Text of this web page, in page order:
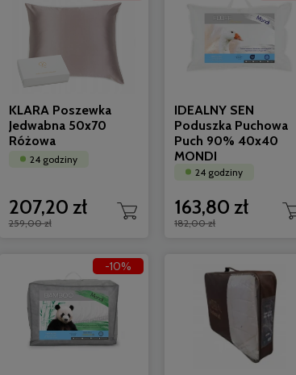
IDEALNY SEN Kołdra Alpaka 140x200
Całoroczna MONDI
24 godziny
590,00 zł
KLARA Poszewka
Jedwabna 50x70
Różowa
24 godziny
207,20 zł
259,00 zł
IDEALNY SEN
Poduszka Puchowa
Puch 90% 40x40
MONDI
24 godziny
163,80 zł
182,00 zł
-10%